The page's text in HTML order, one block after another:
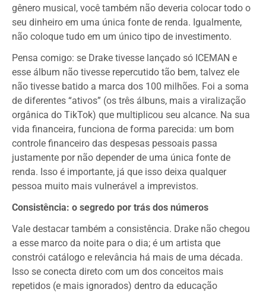
gênero musical, você também não deveria colocar todo o
seu dinheiro em uma única fonte de renda. Igualmente,
não coloque tudo em um único tipo de investimento.
Pensa comigo: se Drake tivesse lançado só ICEMAN e
esse álbum não tivesse repercutido tão bem, talvez ele
não tivesse batido a marca dos 100 milhões. Foi a soma
de diferentes “ativos” (os três álbuns, mais a viralização
orgânica do TikTok) que multiplicou seu alcance. Na sua
vida financeira, funciona de forma parecida: um bom
controle financeiro das despesas pessoais passa
justamente por não depender de uma única fonte de
renda. Isso é importante, já que isso deixa qualquer
pessoa muito mais vulnerável a imprevistos.
Consistência: o segredo por trás dos números
Vale destacar também a consistência. Drake não chegou
a esse marco da noite para o dia; é um artista que
constrói catálogo e relevância há mais de uma década.
Isso se conecta direto com um dos conceitos mais
repetidos (e mais ignorados) dentro da educação